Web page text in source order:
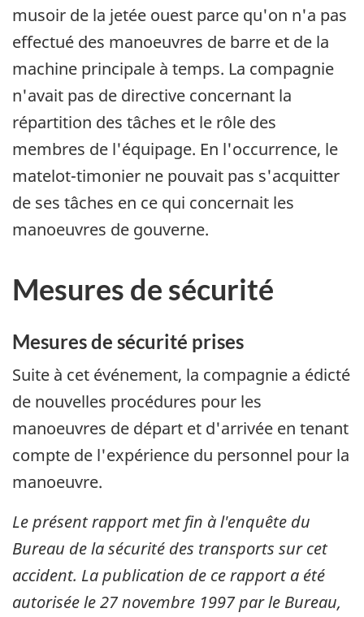
musoir de la jetée ouest parce qu'on n'a pas
effectué des manoeuvres de barre et de la
machine principale à temps. La compagnie
n'avait pas de directive concernant la
répartition des tâches et le rôle des
membres de l'équipage. En l'occurrence, le
matelot-timonier ne pouvait pas s'acquitter
de ses tâches en ce qui concernait les
manoeuvres de gouverne.
Mesures de sécurité
Mesures de sécurité prises
Suite à cet événement, la compagnie a édicté
de nouvelles procédures pour les
manoeuvres de départ et d'arrivée en tenant
compte de l'expérience du personnel pour la
manoeuvre.
Le présent rapport met fin à l'enquête du
Bureau de la sécurité des transports sur cet
accident. La publication de ce rapport a été
autorisée le27 novembre 1997par le Bureau,